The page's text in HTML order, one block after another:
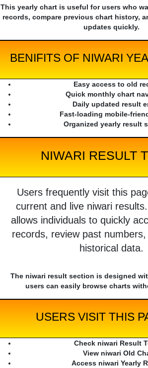
This yearly chart is useful for users who
records, compare previous chart history,
updates quickly.
BENIFITS OF NIWARI
Easy access to old
Quick monthly chart
Daily updated result
Fast-loading mobile-
Organized yearly result
NIWARI RESULT
Users frequently visit this
current and live niwari
allows individuals to quickly
records, review past
historical data.
The niwari result section is designed
users can easily browse charts
USERS VISIT THIS
Check niwari Result
View niwari Old
Access niwari Yearly